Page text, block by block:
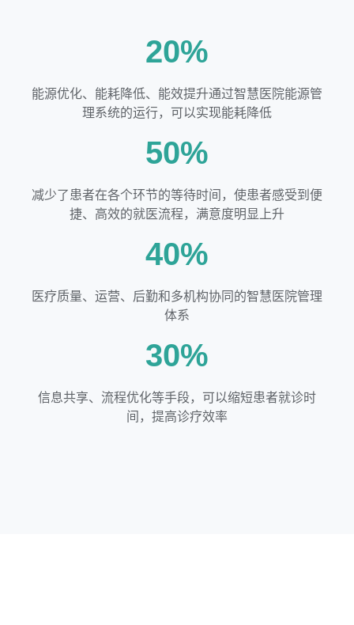
20%
能源优化、能耗降低、能效提升通过智慧医院能源管
理系统的运行，可以实现能耗降低
50%
减少了患者在各个环节的等待时间，使患者感受到便
捷、高效的就医流程，满意度明显上升
40%
医疗质量、运营、后勤和多机构协同的智慧医院管理
体系
30%
信息共享、流程优化等手段，可以缩短患者就诊时
间，提高诊疗效率